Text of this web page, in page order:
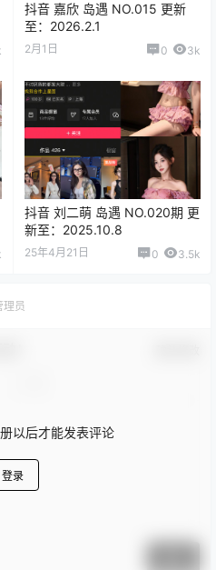
抖音 嘉欣 岛遇 NO.015 更新
至：2026.2.1
2月1日 0 3k
抖音 刘二萌 岛遇 NO.020期 更
新至：2025.10.8
25年4月21日 0 3.5k
理员
以后才能发表评论
登录